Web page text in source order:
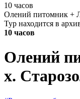
10 часов
Олений питомник +
Тур находится в
10 часов
Олений
х.